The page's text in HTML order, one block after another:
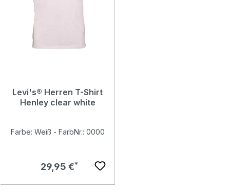
Levi's® Herren T-Shirt
Henley clear white
Farbe: Weiß - FarbNr.: 0000
Regulärer Preis:
29,95 €